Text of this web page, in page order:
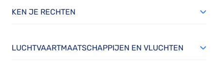
KEN JE RECHTEN
LUCHTVAARTMAATSCHAPPIJEN EN VLUCHTEN